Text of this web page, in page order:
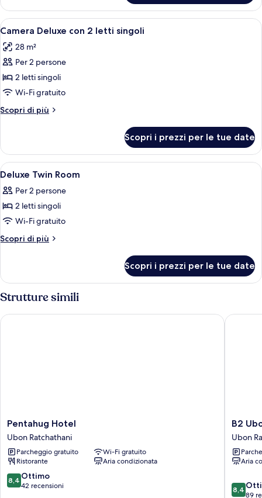
King
Room
Apri
tutte
le
foto
per
Camera
Deluxe
con
letti
singoli
Camera Deluxe con 2 letti singoli |
8
Camera Deluxe con 2 letti singoli
28 m²
Per 2 persone
2 letti singoli
Wi-Fi gratuito
Scopri di più
Altri
Deluxe
con
2
singoli
Scopri i prezzi per le tue date
Apri
tutte
le
foto
per
Deluxe
Una camera d'albergo con due letti,
9
Deluxe Twin Room
Per 2 persone
2 letti singoli
Wi-Fi gratuito
Scopri di più
Altri
Twin
Room
Scopri i prezzi per le tue date
Strutture simili
Pentahug
Hotel
Ubon
Ratchathani
Pentahug Hotel
Ubon Ratchathani
Parcheggio gratuito
Wi-Fi gratuito
Ristorante
Aria condizionata
8.4
su
8,4 Ottimo
42 recensioni
Pentahug Hotel
B2
Ubon
Premier
Hotel
Ubon
B2
Ubon
Aria
8.4
su
8,4
89
B2